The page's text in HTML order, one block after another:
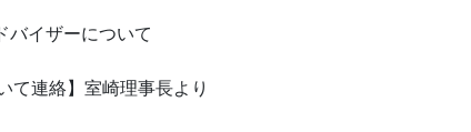
バイザーについて
て連絡】室崎理事長より